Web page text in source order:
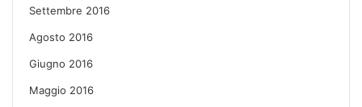
Settembre 2016
Agosto 2016
Giugno 2016
Maggio 2016